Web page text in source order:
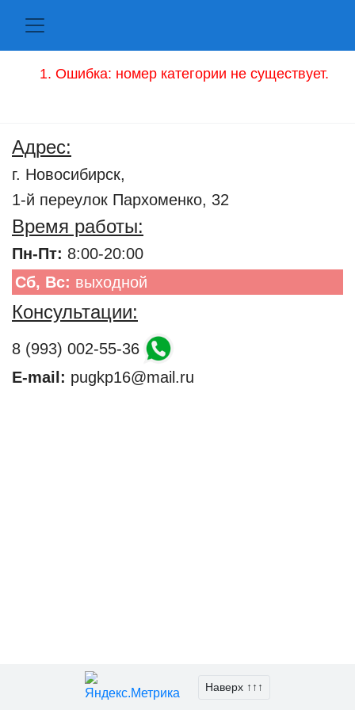
Ошибка: номер категории не существует.
Адрес:
г. Новосибирск,
1-й переулок Пархоменко, 32
Время работы:
Пн-Пт: 8:00-20:00
Сб, Вс: выходной
Консультации:
8 (993) 002-55-36
E-mail: pugkp16@mail.ru
Наверх ↑↑↑